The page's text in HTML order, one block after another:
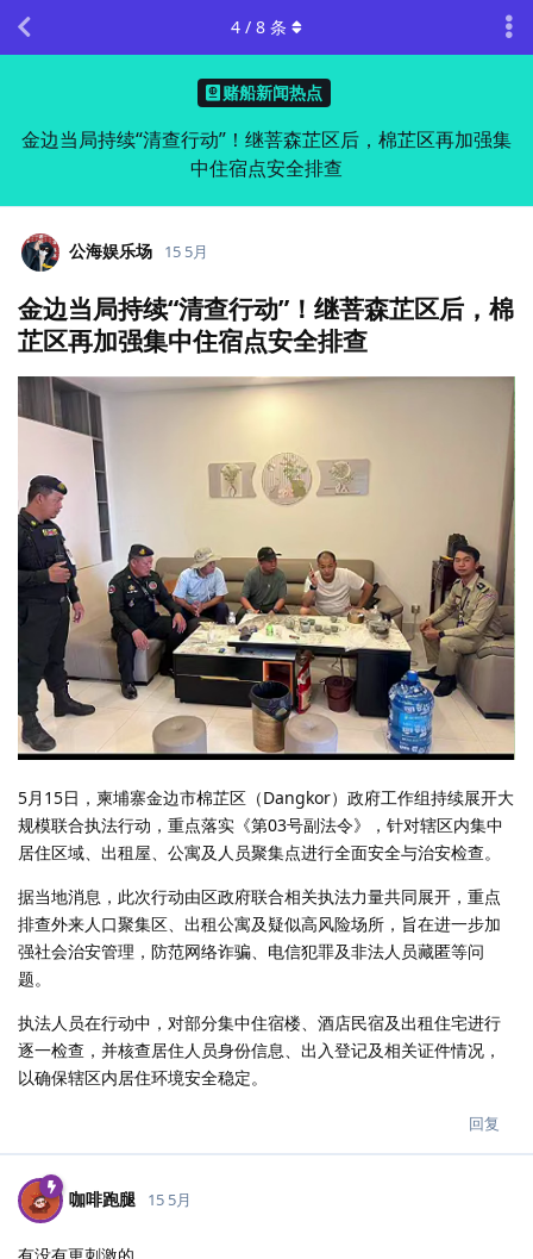
赌船新闻热点
金边当局持续“清查行动”！继菩森芷区后，棉芷区再加强集
中住宿点安全排查
4 / 8 条
公海娱乐场 15 5月
金边当局持续“清查行动”！继菩森芷区后，棉
芷区再加强集中住宿点安全排查
5月15日，柬埔寨金边市棉芷区（Dangkor）政府工作组持续展开大
规模联合执法行动，重点落实《第03号副法令》，针对辖区内集中
居住区域、出租屋、公寓及人员聚集点进行全面安全与治安检查。
据当地消息，此次行动由区政府联合相关执法力量共同展开，重点
排查外来人口聚集区、出租公寓及疑似高风险场所，旨在进一步加
强社会治安管理，防范网络诈骗、电信犯罪及非法人员藏匿等问
题。
执法人员在行动中，对部分集中住宿楼、酒店民宿及出租住宅进行
逐一检查，并核查居住人员身份信息、出入登记及相关证件情况，
以确保辖区内居住环境安全稳定。
回复
咖啡跑腿 15 5月